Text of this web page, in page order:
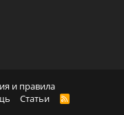
и правила
Статьи
R